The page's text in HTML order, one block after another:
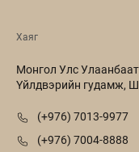
Хаяг
Монгол Улс
Үйлдвэрийн гудамж,
(+976) 7013-9977
(+976) 7004-8888